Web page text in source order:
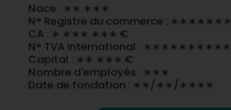
Nace : ∗∗.∗∗∗
N° Registre du commerce : ∗∗∗∗∗∗∗
CA : ∗ ∗∗∗ ∗∗∗ €
N° TVA international : ∗∗∗∗∗∗∗∗∗∗
Capital : ∗∗ ∗∗∗ €
Nombre d'employés : ∗∗∗
Date de fondation : ∗∗/∗∗/∗∗∗∗